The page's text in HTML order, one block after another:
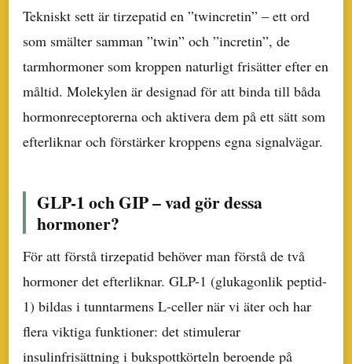
Tekniskt sett är tirzepatid en ”twincretin” – ett ord
som smälter samman ”twin” och ”incretin”, de
tarmhormoner som kroppen naturligt frisätter efter en
måltid. Molekylen är designad för att binda till båda
hormonreceptorerna och aktivera dem på ett sätt som
efterliknar och förstärker kroppens egna signalvägar.
GLP-1 och GIP – vad gör dessa
hormoner?
För att förstå tirzepatid behöver man förstå de två
hormoner det efterliknar. GLP-1 (glukagonlik peptid-
1) bildas i tunntarmens L-celler när vi äter och har
flera viktiga funktioner: det stimulerar
insulinfrisättning i bukspottkörteln beroende på